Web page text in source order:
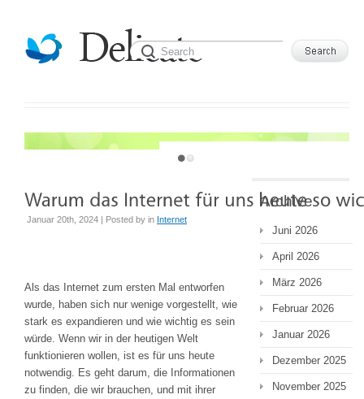
JUST ANOTHER WORDPRESS SITE
Januar 20th, 2024 | Posted by in Internet
Als das Internet zum ersten Mal entworfen
wurde, haben sich nur wenige vorgestellt, wie
stark es expandieren und wie wichtig es sein
würde. Wenn wir in der heutigen Welt
funktionieren wollen, ist es für uns heute
notwendig. Es geht darum, die Informationen
zu finden, die wir brauchen, und mit ihrer
Archive
Juni 2026
April 2026
März 2026
Februar 2026
Januar 2026
Dezember 2025
November 2025